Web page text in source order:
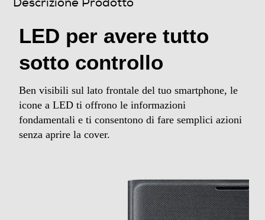
Informazioni sulla sicurezza del prodotto
Clicca qui
LED per avere tutto
sotto controllo
Ben visibili sul lato frontale del tuo smartphone, le
icone a LED ti offrono le informazioni
fondamentali e ti consentono di fare semplici azioni
senza aprire la cover.